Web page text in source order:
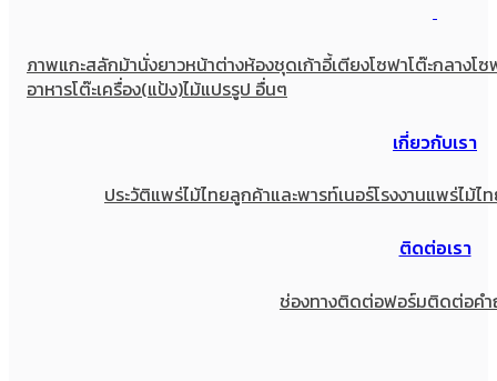
ภาพแกะสลักม้านั่งยาวหน้าต่างห้องชุดเก้าอี้เตียงโซฟาโต๊ะกลางโซ
อาหารโต๊ะเครื่อง(แป้ง)ไม้แปรรูป อื่นๆ
เกี่ยวกับเรา
ประวัติแพร่ไม้ไทยลูกค้าและพารท์เนอร์โรงงานแพร่ไม้ไ
ติดต่อเรา
ช่องทางติดต่อฟอร์มติดต่อค